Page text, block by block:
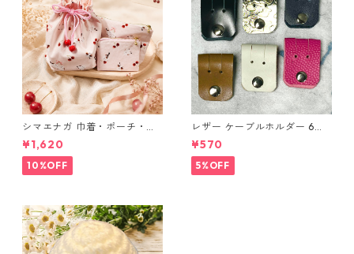
シマエナガ 巾着・ポーチ・ミ
ニポーチ(カード収納にも) ３
点セット さくらんぼ柄×淡いピ
ンク
¥1,620
10%OFF
レザー ケーブルホルダー 6個
セット
¥570
5%OFF